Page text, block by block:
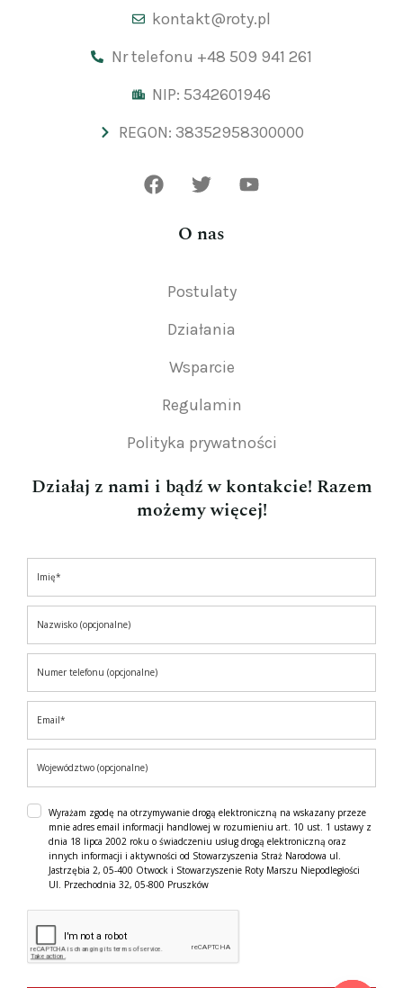
kontakt@roty.pl
Nr telefonu +48 509 941 261
NIP: 5342601946
REGON: 38352958300000
O nas
Postulaty
Działania
Wsparcie
Regulamin
Polityka prywatności
Działaj z nami i bądź w kontakcie! Razem
możemy więcej!
Wyrażam zgodę na otrzymywanie drogą elektroniczną na wskazany przeze
mnie adres email informacji handlowej w rozumieniu art. 10 ust. 1 ustawy z
dnia 18 lipca 2002 roku o świadczeniu usług drogą elektroniczną oraz
innych informacji i aktywności od Stowarzyszenia Straż Narodowa ul.
Jastrzębia 2, 05-400 Otwock i Stowarzyszenie Roty Marszu Niepodległości
Ul. Przechodnia 32, 05-800 Pruszków